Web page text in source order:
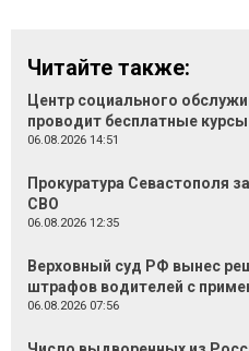
Читайте также:
Центр социального
проводит бесплатные
06.08.2026 14:51
Прокуратура Севастополя
СВО
06.08.2026 12:35
Верховный суд РФ вынес
штрафов водителей с
06.08.2026 07:56